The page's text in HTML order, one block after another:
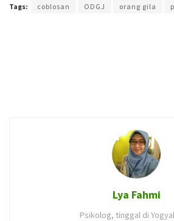
Tags: coblosan ODGJ orang gila
Lya Fahmi
Psikolog, tinggal di